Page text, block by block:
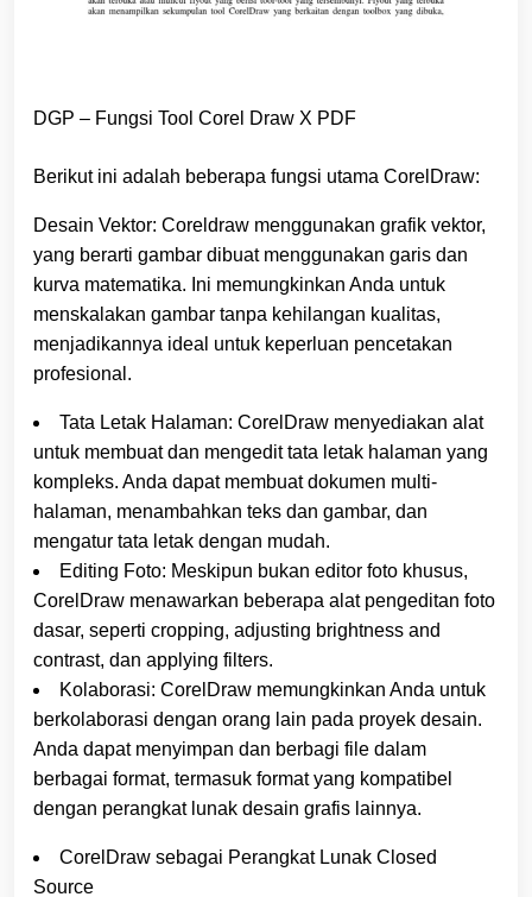
DGP – Fungsi Tool Corel Draw X PDF
Berikut ini adalah beberapa fungsi utama CorelDraw:
Desain Vektor: Coreldraw menggunakan grafik vektor,
yang berarti gambar dibuat menggunakan garis dan
kurva matematika. Ini memungkinkan Anda untuk
menskalakan gambar tanpa kehilangan kualitas,
menjadikannya ideal untuk keperluan pencetakan
profesional.
Tata Letak Halaman: CorelDraw menyediakan alat
untuk membuat dan mengedit tata letak halaman yang
kompleks. Anda dapat membuat dokumen multi-
halaman, menambahkan teks dan gambar, dan
mengatur tata letak dengan mudah.
Editing Foto: Meskipun bukan editor foto khusus,
CorelDraw menawarkan beberapa alat pengeditan foto
dasar, seperti cropping, adjusting brightness and
contrast, dan applying filters.
Kolaborasi: CorelDraw memungkinkan Anda untuk
berkolaborasi dengan orang lain pada proyek desain.
Anda dapat menyimpan dan berbagi file dalam
berbagai format, termasuk format yang kompatibel
dengan perangkat lunak desain grafis lainnya.
CorelDraw sebagai Perangkat Lunak Closed
Source